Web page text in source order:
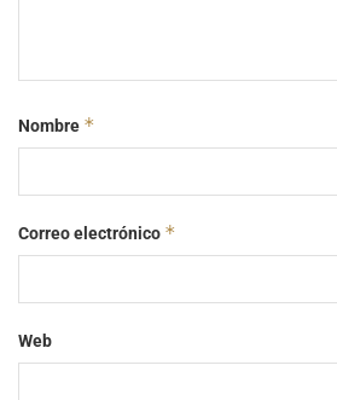
Nombre *
Correo electrónico *
Web